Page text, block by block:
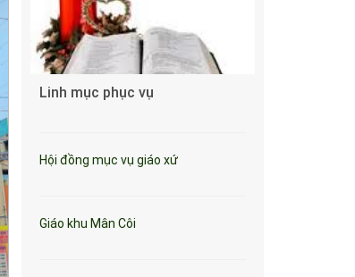
Linh mục phục vụ
Hội đồng mục vụ giáo xứ
Giáo khu Mân Côi